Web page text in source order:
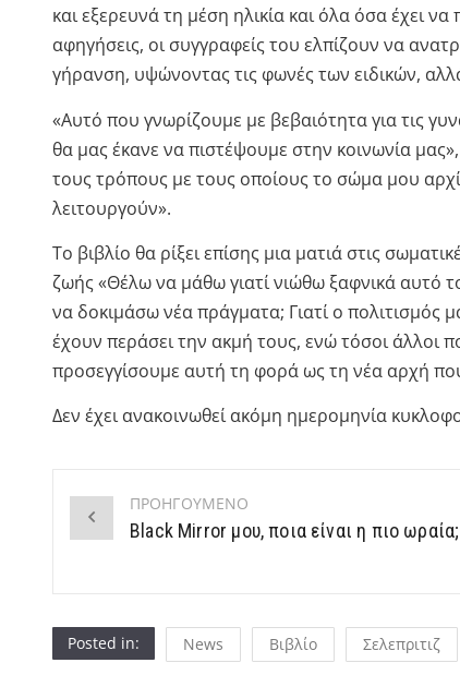
και εξερευνά τη μέση ηλικία και όλα όσα έχει
αφηγήσεις, οι συγγραφείς του ελπίζουν να
γήρανση, υψώνοντας τις φωνές των ειδικών,
«Αυτό που γνωρίζουμε με βεβαιότητα για τις
θα μας έκανε να πιστέψουμε στην κοινωνία
τους τρόπους με τους οποίους το σώμα μου
λειτουργούν».
Το βιβλίο θα ρίξει επίσης μια ματιά στις
ζωής «Θέλω να μάθω γιατί νιώθω ξαφνικά αυτό
να δοκιμάσω νέα πράγματα; Γιατί ο πολιτισμός
έχουν περάσει την ακμή τους, ενώ τόσοι άλλοι
προσεγγίσουμε αυτή τη φορά ως τη νέα αρχή
Δεν έχει ανακοινωθεί ακόμη ημερομηνία
Post
ΠΡΟΗΓΟΥΜΕΝΟ
Black Mirror μου, ποια είναι η πιο ωραία;
Posted in: News Βιβλίο Σελεπριτιζ